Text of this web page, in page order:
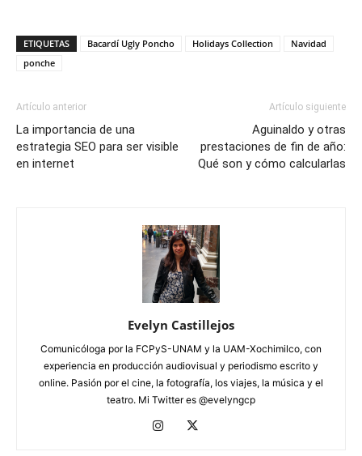
ETIQUETAS Bacardí Ugly Poncho Holidays Collection
Navidad
ponche
Artículo anterior
La importancia de una
estrategia SEO para ser visible
en internet
Artículo siguiente
Aguinaldo y otras
prestaciones de fin de año:
Qué son y cómo calcularlas
Evelyn Castillejos
Comunicóloga por la FCPyS-UNAM y la UAM-Xochimilco, con
experiencia en producción audiovisual y periodismo escrito y
online. Pasión por el cine, la fotografía, los viajes, la música y el
teatro. Mi Twitter es @evelyngcp